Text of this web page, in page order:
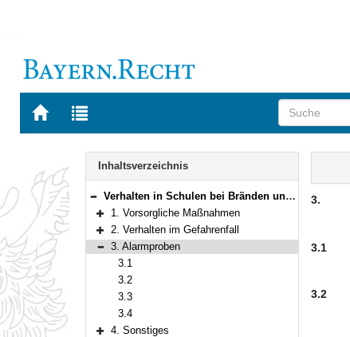
Zur
BAYERN.RECHT
Zur
letzten
Navigation
Inhaltsverzeichnis
Bereich reduzieren
Verhalten in Schulen bei Bränden und sonstigen Gefahren
Bereich erweitern
1. Vorsorgliche Maßnahmen
Bereich erweitern
2. Verhalten im Gefahrenfall
Bereich reduzieren
3. Alarmproben
3.1
3.2
3.3
3.4
4. Sonstiges
3.
3.1
3.2